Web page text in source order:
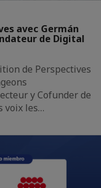
avec Germán
de Digital
de Perspectives
y Cofunder de
voix les…